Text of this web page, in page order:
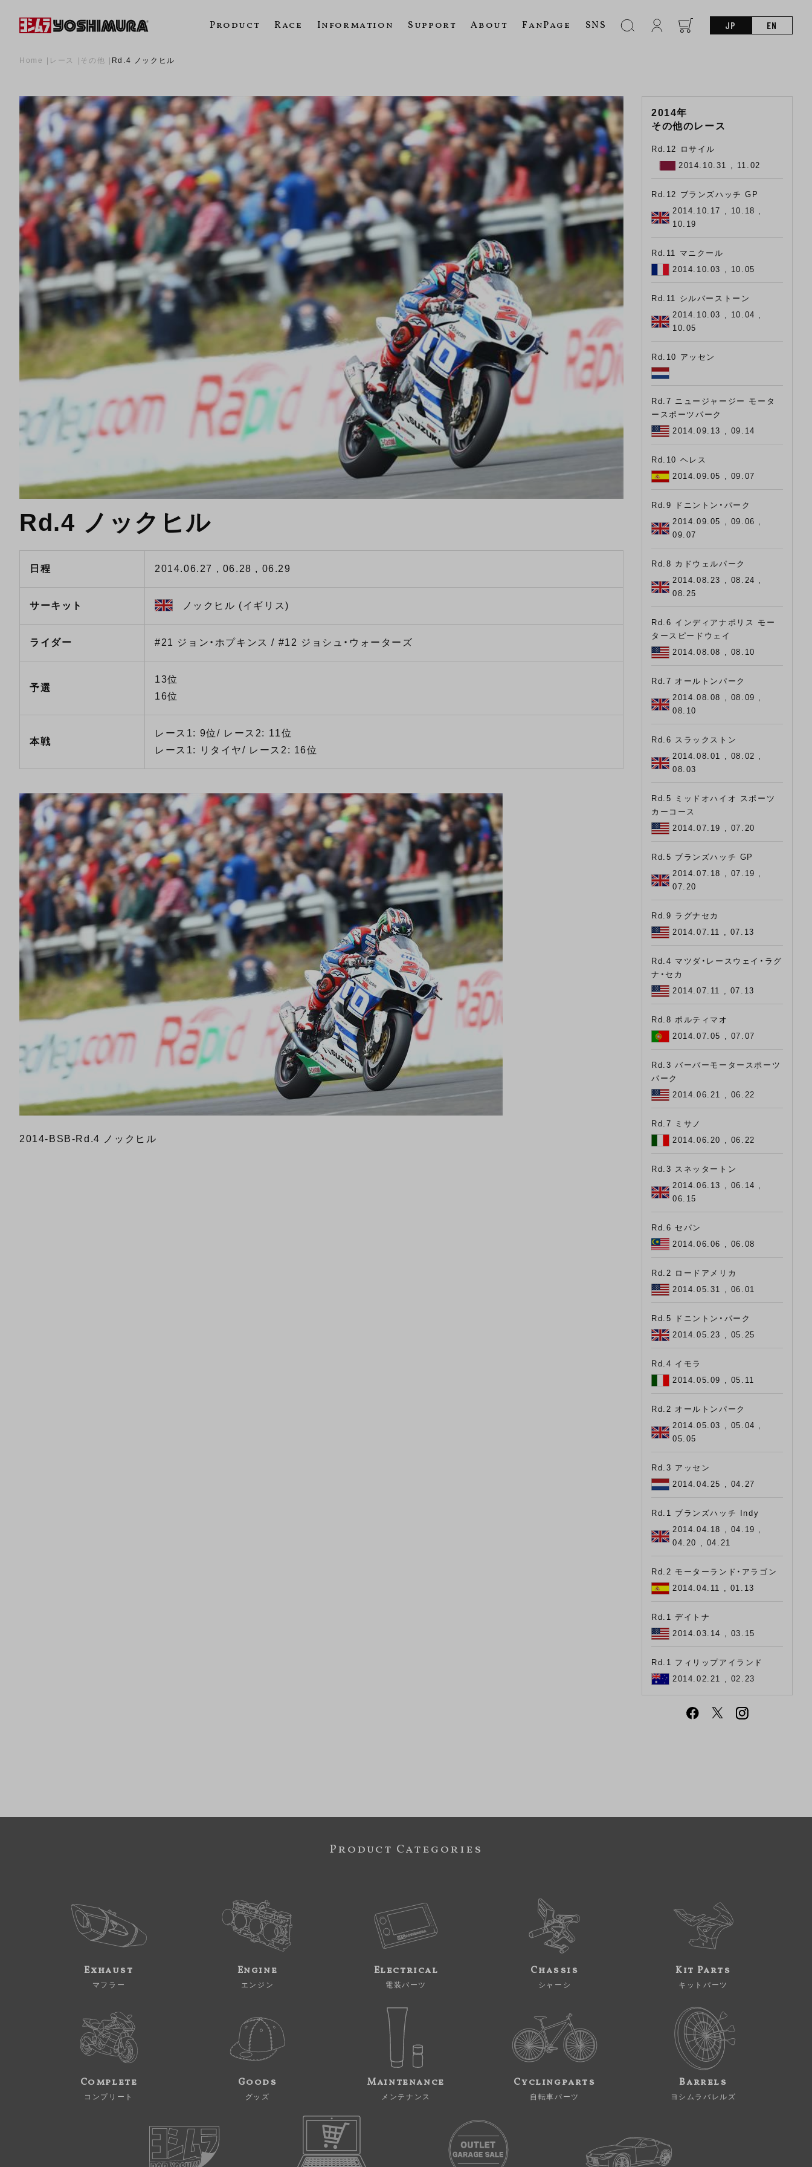
Product Race Information Support About FanPage SNS JP EN
Home レース その他 Rd.4 ノックヒル
Rd.4 ノックヒル
日程 2014.06.27 , 06.28 , 06.29
サーキット ノックヒル (イギリス)
ライダー #21 ジョン・ホプキンス / #12 ジョシュ・ウォーターズ
予選
13位
16位
本戦
レース1: 9位/ レース2: 11位
レース1: リタイヤ/ レース2: 16位
2014-BSB-Rd.4 ノックヒル
2014年
その他のレース
Rd.12 ロサイル
2014.10.31 , 11.02
Rd.12 ブランズハッチ GP
2014.10.17 , 10.18 ,
10.19
Rd.11 マニクール
2014.10.03 , 10.05
Rd.11 シルバーストーン
2014.10.03 , 10.04 ,
10.05
Rd.10 アッセン
Rd.7 ニュージャージー モータ
ースポーツパーク
2014.09.13 , 09.14
Rd.10 ヘレス
2014.09.05 , 09.07
Rd.9 ドニントン・パーク
2014.09.05 , 09.06 ,
09.07
Rd.8 カドウェルパーク
2014.08.23 , 08.24 ,
08.25
Rd.6 インディアナポリス モー
タースピードウェイ
2014.08.08 , 08.10
Rd.7 オールトンパーク
2014.08.08 , 08.09 ,
08.10
Rd.6 スラックストン
2014.08.01 , 08.02 ,
08.03
Rd.5 ミッドオハイオ スポーツ
カーコース
2014.07.19 , 07.20
Rd.5 ブランズハッチ GP
2014.07.18 , 07.19 ,
07.20
Rd.9 ラグナセカ
2014.07.11 , 07.13
Rd.4 マツダ・レースウェイ・ラグ
ナ・セカ
2014.07.11 , 07.13
Rd.8 ポルティマオ
2014.07.05 , 07.07
Rd.3 バーバーモータースポーツ
パーク
2014.06.21 , 06.22
Rd.7 ミサノ
2014.06.20 , 06.22
Rd.3 スネッタートン
2014.06.13 , 06.14 ,
06.15
Rd.6 セパン
2014.06.06 , 06.08
Rd.2 ロードアメリカ
2014.05.31 , 06.01
Rd.5 ドニントン・パーク
2014.05.23 , 05.25
Rd.4 イモラ
2014.05.09 , 05.11
Rd.2 オールトンパーク
2014.05.03 , 05.04 ,
05.05
Rd.3 アッセン
2014.04.25 , 04.27
Rd.1 ブランズハッチ Indy
2014.04.18 , 04.19 ,
04.20 , 04.21
Rd.2 モーターランド・アラゴン
2014.04.11 , 01.13
Rd.1 デイトナ
2014.03.14 , 03.15
Rd.1 フィリップアイランド
2014.02.21 , 02.23
Product Categories
Exhaust
マフラー
Engine
エンジン
Electrical
電装パーツ
Chassis
シャーシ
Kit Parts
キットパーツ
Complete
コンプリート
Goods
グッズ
Maintenance
メンテナンス
Cyclingparts
自転車パーツ
Barrels
ヨシムラバレルズ